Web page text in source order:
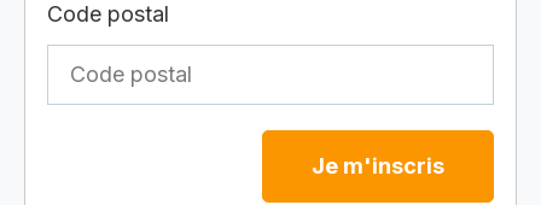
Code postal
Je m'inscris